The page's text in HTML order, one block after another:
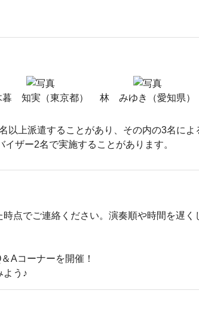
暮 知実（東京都） 林 みゆき（愛知県）
以上派遣することがあり、その内の3名によ
ザー2名で実施することがあります。
点でご連絡ください。演奏順や時間を遅く
Aコーナーを開催！
よう♪